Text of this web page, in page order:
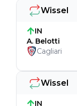
Wissel
IN
Wissel
IN
A. Belotti
Cagliari